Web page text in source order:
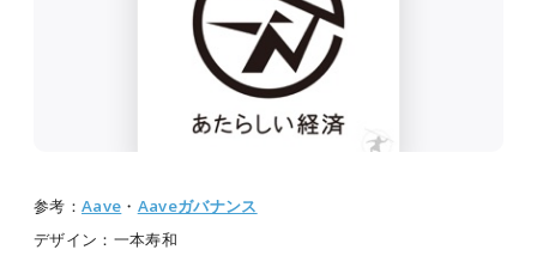
参考： Aave ・ Aaveガバナンス
デザイン：一本寿和